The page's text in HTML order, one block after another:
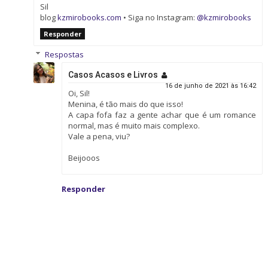
Sil
blogkzmirobooks.com • Siga no Instagram: @kzmirobooks
Responder
Respostas
Casos Acasos e Livros
16 de junho de 2021 às 16:42
Oi, Sil!
Menina, é tão mais do que isso!
A capa fofa faz a gente achar que é um romance
normal, mas é muito mais complexo.
Vale a pena, viu?
Beijooos
Responder